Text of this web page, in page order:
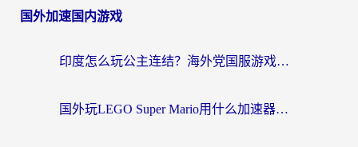
国外加速国内游戏
印度怎么玩公主连结？海外党国服游戏加速终极指南（附仙境传说RO重生细胞优化技巧）
国外玩LEGO Super Mario用什么加速器？2026海外玩家亲测有效指南